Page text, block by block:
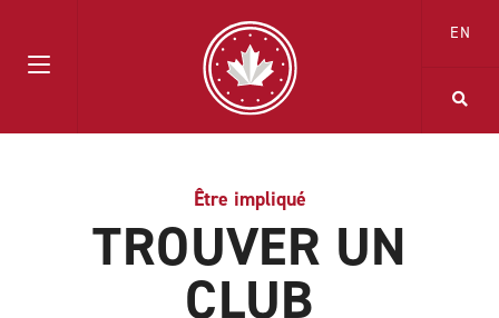
EN
Être impliqué
TROUVER UN
CLUB